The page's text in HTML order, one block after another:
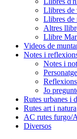
Llibres de
Llibres de
Altres
Llibre
Videos de
Notes i
Notes i
Reflexions
Jo
Rutes urbanes i
Rutes art i natura
AC rutes furgo/
Diversos